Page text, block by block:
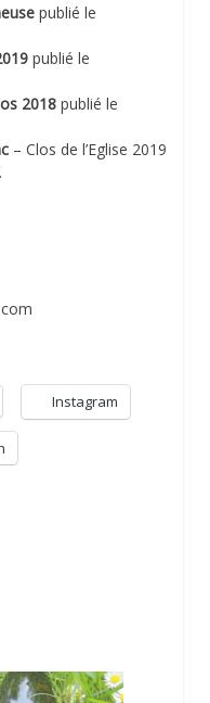
publié le
publié le
2018 publié le
– Clos de l’Eglise 2019
Instagram